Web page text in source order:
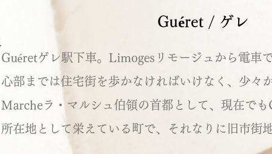
Guéret / ゲレ
Guéretゲレ駅下車。Limogesリモージュから電車
心部までは住宅街を歩かなければいけなく、少々
Marcheラ・マルシュ伯領の首都として、現在で
所在地として栄えている町で、それなりに旧市街